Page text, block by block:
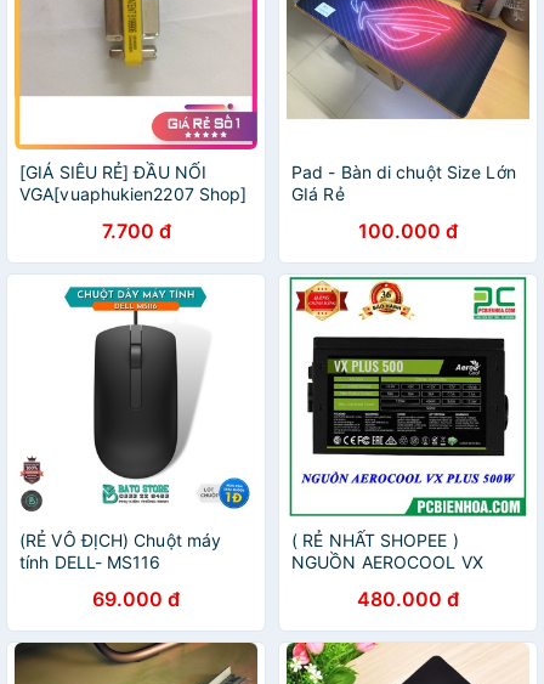
[GIÁ SIÊU RẺ] ĐẦU NỐI
VGA[vuaphukien2207 Shop]
7.700 đ
Pad - Bàn di chuột Size Lớn
GIá Rẻ
100.000 đ
(RẺ VÔ ĐỊCH) Chuột máy
tính DELL- MS116
69.000 đ
( RẺ NHẤT SHOPEE )
NGUỒN AEROCOOL VX
480.000 đ